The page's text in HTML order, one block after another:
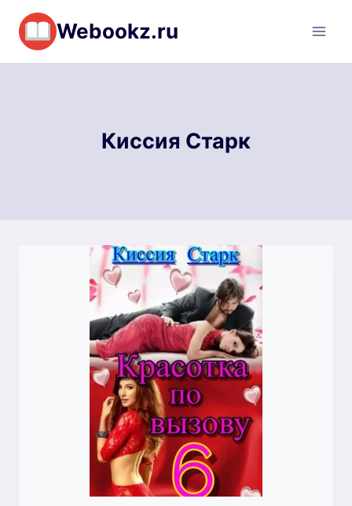
Перейти
содержимому
Webookz.ru
Киссия Старк